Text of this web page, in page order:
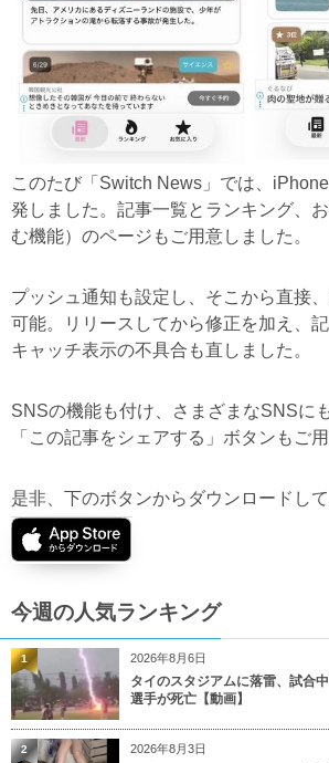
このたび「Switch News」では、
発しました。記事一覧とランキング、
む機能）のページもご用意しました。
プッシュ通知も設定し、そこから直接
可能。リリースしてから修正を加え、
キャッチ表示の不具合も直しました。
SNSの機能も付け、さまざまなSNSに
「この記事をシェアする」ボタンもご
是非、下のボタンからダウンロードし
今週の人気ランキング
2026年8月6日
タイのスタジアムに落雷、試合
選手が死亡【動画】
1
2026年8月3日
2